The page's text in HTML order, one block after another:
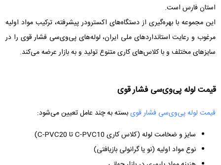
استان فارس است.
این مجموعه با بهره‌گیری از دستگاه‌های اکسترودر پیشرفته، ترکیب مواد اولیه
مرغوب و رعایت استانداردهای ملی ایران، لوله‌های پی‌وی‌سی فشار قوی را در
سایزهای مختلف و با کلاس‌های کاری متنوع تولید و به بازار عرضه می‌کند.
قیمت لوله پی‌وی‌سی فشار قوی
قیمت لوله پی‌وی‌سی فشار قویبسته به چند عامل تعیین می‌شود:
سایز و ضخامت لوله (کلاس کاری C-PVC10 تا C-PVC20)
نوع مواد اولیه (نو یا گرانولی بازیافتی)